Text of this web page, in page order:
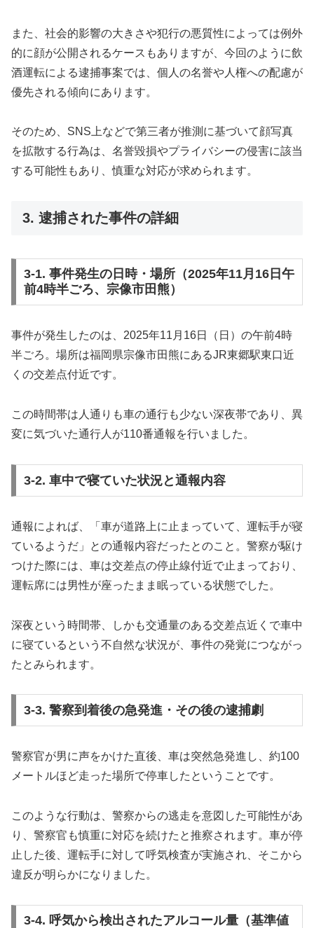
また、社会的影響の大きさや犯行の悪質性によっては例外
的に顔が公開されるケースもありますが、今回のように飲
酒運転による逮捕事案では、個人の名誉や人権への配慮が
優先される傾向にあります。
そのため、SNS上などで第三者が推測に基づいて顔写真
を拡散する行為は、名誉毀損やプライバシーの侵害に該当
する可能性もあり、慎重な対応が求められます。
3. 逮捕された事件の詳細
3-1. 事件発生の日時・場所（2025年11月16日午
前4時半ごろ、宗像市田熊）
事件が発生したのは、2025年11月16日（日）の午前4時
半ごろ。場所は福岡県宗像市田熊にあるJR東郷駅東口近
くの交差点付近です。
この時間帯は人通りも車の通行も少ない深夜帯であり、異
変に気づいた通行人が110番通報を行いました。
3-2. 車中で寝ていた状況と通報内容
通報によれば、「車が道路上に止まっていて、運転手が寝
ているようだ」との通報内容だったとのこと。警察が駆け
つけた際には、車は交差点の停止線付近で止まっており、
運転席には男性が座ったまま眠っている状態でした。
深夜という時間帯、しかも交通量のある交差点近くで車中
に寝ているという不自然な状況が、事件の発覚につながっ
たとみられます。
3-3. 警察到着後の急発進・その後の逮捕劇
警察官が男に声をかけた直後、車は突然急発進し、約100
メートルほど走った場所で停車したということです。
このような行動は、警察からの逃走を意図した可能性があ
り、警察官も慎重に対応を続けたと推察されます。車が停
止した後、運転手に対して呼気検査が実施され、そこから
違反が明らかになりました。
3-4. 呼気から検出されたアルコール量（基準値